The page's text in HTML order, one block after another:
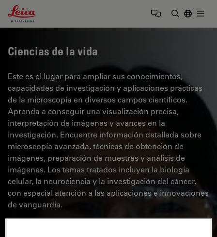
Leica Microsystems Logo
Ciencias de la vida
Este es el lugar para ampliar sus conocimientos,
capacidades de investigación y aplicaciones prácticas
de la microscopía en diversos campos científicos.
Aprenda a conseguir una visualización precisa,
interpretación de imágenes y avances en la
investigación. Encuentre información detallada sobre
microscopía avanzada, técnicas de obtención de
imágenes, preparación de muestras y análisis de
imágenes. Los temas tratados incluyen la biología
celular, la neurociencia y la investigación del cáncer,
con especial atención a las aplicaciones e innovaciones
de vanguardia.